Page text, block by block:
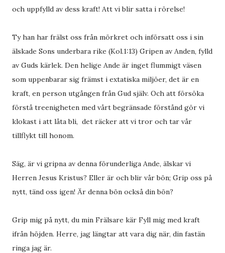
och uppfylld av dess kraft! Att vi blir satta i rörelse!
Ty han har frälst oss från mörkret och införsatt oss i sin
älskade Sons underbara rike (Kol.1:13) Gripen av Anden, fylld
av Guds kärlek. Den helige Ande är inget flummigt väsen
som uppenbarar sig främst i extatiska miljöer, det är en
kraft, en person utgången från Gud själv. Och att försöka
förstå treenigheten med vårt begränsade förstånd gör vi
klokast i att låta bli, det räcker att vi tror och tar vår
tillflykt till honom.
Säg, är vi gripna av denna förunderliga Ande, älskar vi
Herren Jesus Kristus? Eller är och blir vår bön; Grip oss på
nytt, tänd oss igen! Är denna bön också din bön?
Grip mig på nytt, du min Frälsare kär Fyll mig med kraft
ifrån höjden. Herre, jag längtar att vara dig när, din fastän
ringa jag är.